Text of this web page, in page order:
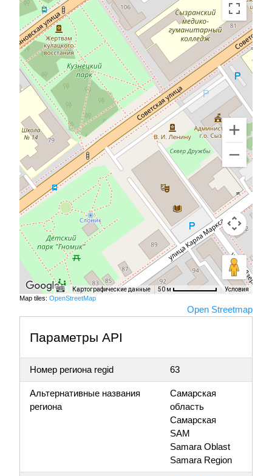
Картографические данные 50 м Условия
Map tiles: OpenStreetMap
Open Streetmap
Параметры API
Номер региона regid 63
Альтернативные названия
региона
Самарская
область
Самарская
SAM
Samara Oblast
Samara Region